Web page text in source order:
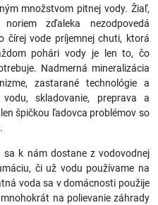
množstvom pitnej vody. Žiaľ,
zďaleka nezodpovedá
čírej vode príjemnej chuti, ktorá
pohári vody je len to, čo
Nadmerná mineralizácia
zastarané technológie a
skladovanie, preprava a
špičkou ľadovca problémov so
k nám dostane z vodovodnej
či už vodu používame na
voda sa v domácnosti použije
na polievanie záhrady